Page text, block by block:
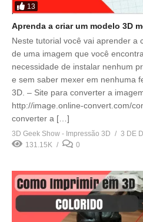
13
Aprenda a criar um modelo 3D
Neste tutorial você vai aprender a
de uma imagem que você
necessidade de instalar nenhum
e sem saber mexer em nenhuma
3D. – Site para converter a
http://image.online-convert.com/
converter a […]
3D Geek Show - Impressão 3D
3 DE
131.15K
0